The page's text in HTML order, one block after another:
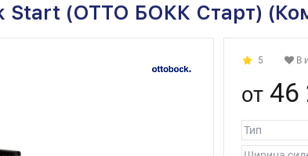
Start (ОТТО БОКК Старт)
5 В
от46